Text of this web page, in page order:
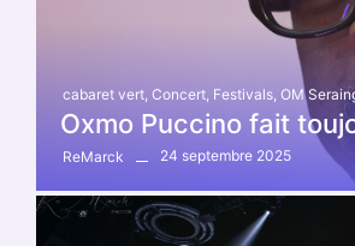
cabaret vert Concert Festivals OM
Oxmo Puccino fait
ReMarck 24 septembre 2025